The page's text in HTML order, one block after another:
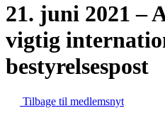
21. juni 2021 –
vigtig
bestyrelsespost
Tilbage til medlemsnyt